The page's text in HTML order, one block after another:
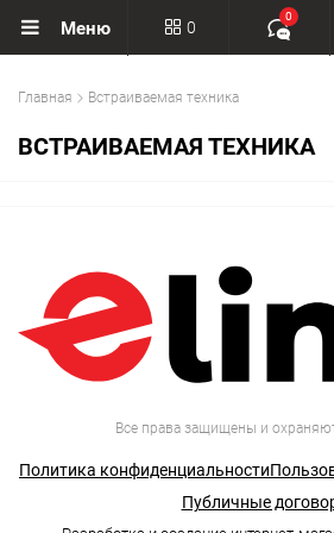
Меню 0
0
Главная Встраиваемая техника
ВСТРАИВАЕМАЯ ТЕХНИКА
Все права защищены и
Политика конфиденциальности
Публичные